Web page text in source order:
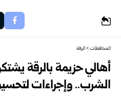
المحافظات>الرقة
أهالي حزيمة بالرقة
الشرب.. وإجراءات